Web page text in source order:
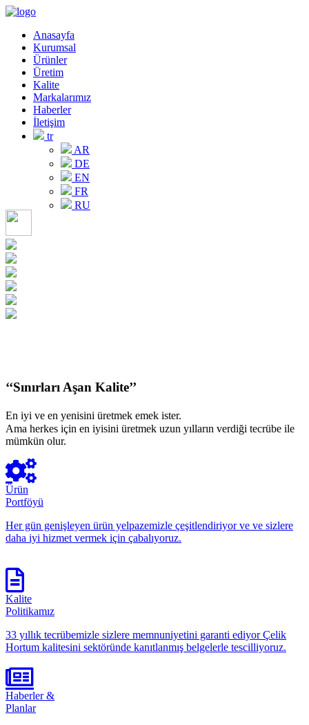
Anasayfa
Kurumsal
Ürünler
Üretim
Kalite
Markalarımız
Haberler
İletişim
tr
AR
DE
EN
FR
RU
‘‘Sınırları Aşan Kalite’’
En iyi ve en yenisini üretmek emek ister.
Ama herkes için en iyisini üretmek uzun yılların verdiği tecrübe ile
mümkün olur.
Ürün
Portföyü
Her gün genişleyen ürün yelpazemizle çeşitlendiriyor ve ve sizlere
daha iyi hizmet vermek için çabalıyoruz.
Kalite
Politikamız
33 yıllık tecrübemizle sizlere memnuniyetini garanti ediyor Çelik
Hortum kalitesini sektöründe kanıtlanmış belgelerle tescilliyoruz.
Haberler &
Planlar